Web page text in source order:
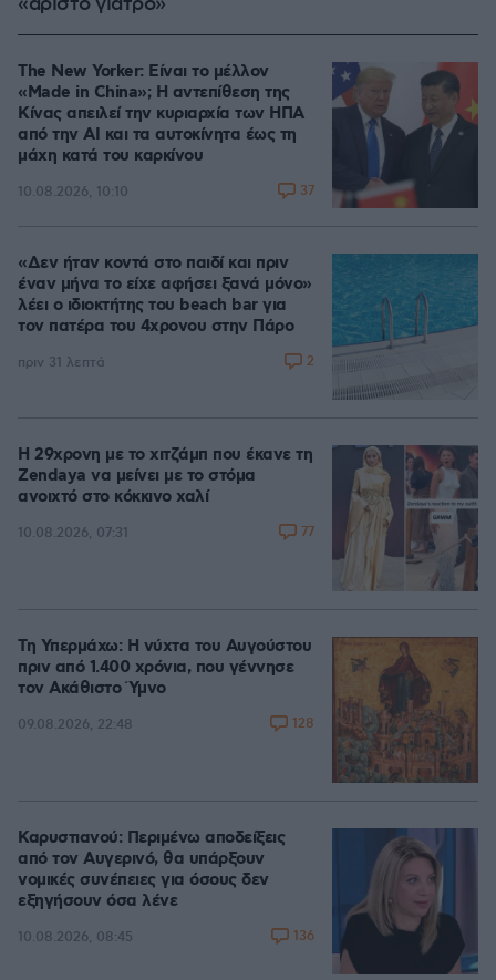
The New Yorker: Είναι το μέλλον
«Made in China»; Η αντεπίθεση της
Κίνας απειλεί την κυριαρχία των ΗΠΑ
από την ΑΙ και τα αυτοκίνητα έως τη
μάχη κατά του καρκίνου
10.08.2026, 10:10 37
«Δεν ήταν κοντά στο παιδί και πριν
έναν μήνα το είχε αφήσει ξανά μόνο»
λέει ο ιδιοκτήτης του beach bar για
τον πατέρα του 4χρονου στην Πάρο
πριν 31 λεπτά 2
Η 29χρονη με το χιτζάμπ που έκανε τη
Zendaya να μείνει με το στόμα
ανοιχτό στο κόκκινο χαλί
10.08.2026, 07:31 77
Τη Υπερμάχω: Η νύχτα του Αυγούστου
πριν από 1.400 χρόνια, που γέννησε
τον Ακάθιστο Ύμνο
09.08.2026, 22:48 128
Καρυστιανού: Περιμένω αποδείξεις
από τον Αυγερινό, θα υπάρξουν
νομικές συνέπειες για όσους δεν
εξηγήσουν όσα λένε
10.08.2026, 08:45 136